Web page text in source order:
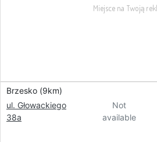
Brzesko (9km)
ul. Głowackiego
38a
Not
available